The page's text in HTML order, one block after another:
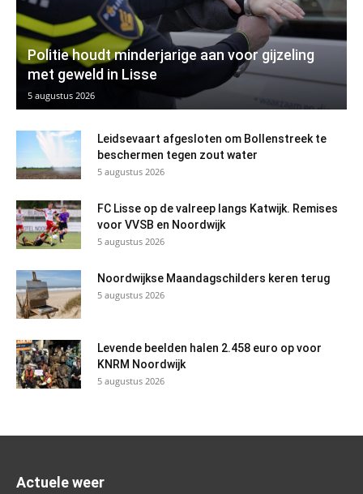
Politie houdt minderjarige aan voor gijzeling
met geweld in Lisse
5 augustus 2026
Leidsevaart afgesloten om Bollenstreek te
beschermen tegen zout water
5 augustus 2026
FC Lisse op de valreep langs Katwijk. Remises
voor VVSB en Noordwijk
5 augustus 2026
Noordwijkse Maandagschilders keren terug
5 augustus 2026
Levende beelden halen 2.458 euro op voor
KNRM Noordwijk
5 augustus 2026
Actuele weer